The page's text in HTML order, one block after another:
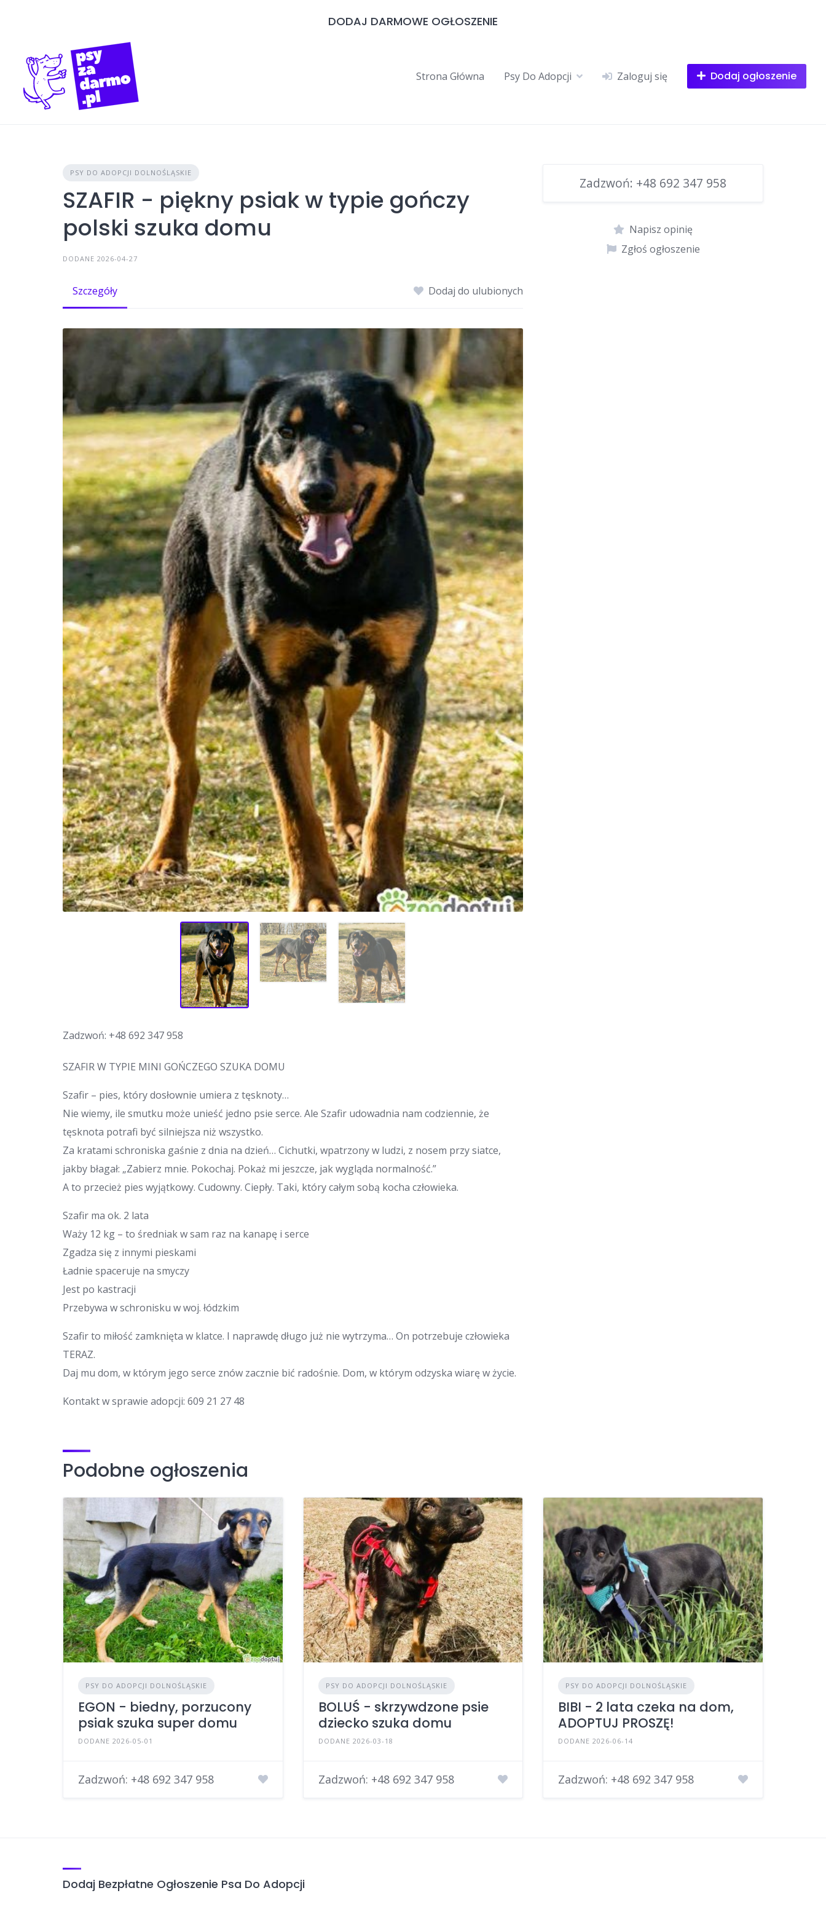
DODAJ DARMOWE OGŁOSZENIE
Strona Główna Psy Do Adopcji Zaloguj się Dodaj ogłoszenie
PSY DO ADOPCJI DOLNOŚLĄSKIE
SZAFIR - piękny psiak w typie gończy
polski szuka domu
DODANE 2026-04-27
Szczegóły Dodaj do ulubionych
Zadzwoń: +48 692 347 958
SZAFIR W TYPIE MINI GOŃCZEGO SZUKA DOMU
Szafir – pies, który dosłownie umiera z tęsknoty…
Nie wiemy, ile smutku może unieść jedno psie serce. Ale Szafir udowadnia nam codziennie, że
tęsknota potrafi być silniejsza niż wszystko.
Za kratami schroniska gaśnie z dnia na dzień… Cichutki, wpatrzony w ludzi, z nosem przy siatce,
jakby błagał: „Zabierz mnie. Pokochaj. Pokaż mi jeszcze, jak wygląda normalność.”
A to przecież pies wyjątkowy. Cudowny. Ciepły. Taki, który całym sobą kocha człowieka.
Szafir ma ok. 2 lata
Waży 12 kg – to średniak w sam raz na kanapę i serce
Zgadza się z innymi pieskami
Ładnie spaceruje na smyczy
Jest po kastracji
Przebywa w schronisku w woj. łódzkim
Szafir to miłość zamknięta w klatce. I naprawdę długo już nie wytrzyma… On potrzebuje człowieka
TERAZ.
Daj mu dom, w którym jego serce znów zacznie bić radośnie. Dom, w którym odzyska wiarę w życie.
Kontakt w sprawie adopcji: 609 21 27 48
Zadzwoń: +48 692 347 958
Napisz opinię
Zgłoś ogłoszenie
Podobne ogłoszenia
PSY DO ADOPCJI DOLNOŚLĄSKIE
EGON - biedny, porzucony
psiak szuka super domu
DODANE 2026-05-01
Zadzwoń: +48 692 347 958
PSY DO ADOPCJI DOLNOŚLĄSKIE
BOLUŚ - skrzywdzone psie
dziecko szuka domu
DODANE 2026-03-18
Zadzwoń: +48 692 347 958
PSY DO ADOPCJI DOLNOŚLĄSKIE
BIBI - 2 lata czeka na dom,
ADOPTUJ PROSZĘ!
DODANE 2026-06-14
Zadzwoń: +48 692 347 958
Dodaj Bezpłatne Ogłoszenie Psa Do Adopcji